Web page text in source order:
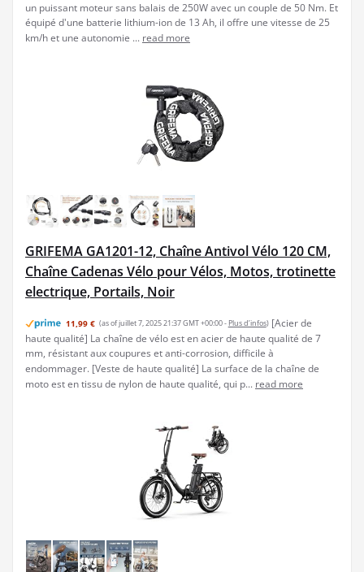
un puissant moteur sans balais de 250W avec un couple de 50 Nm. Et
équipé d'une batterie lithium-ion de 13 Ah, il offre une vitesse de 25
km/h et une autonomie ... read more
GRIFEMA GA1201-12, Chaîne Antivol Vélo 120 CM,
Chaîne Cadenas Vélo pour Vélos, Motos, trotinette
electrique, Portails, Noir
11,99 € (as of juillet 7, 2025 21:37 GMT +00:00 - Plus d’infos) [Acier de
haute qualité] La chaîne de vélo est en acier de haute qualité de 7
mm, résistant aux coupures et anti-corrosion, difficile à
endommager. [Veste de haute qualité] La surface de la chaîne de
moto est en tissu de nylon de haute qualité, qui p... read more